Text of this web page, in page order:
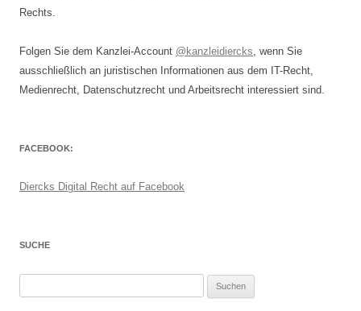
Rechts.
Folgen Sie dem Kanzlei-Account @kanzleidiercks, wenn Sie
ausschließlich an juristischen Informationen aus dem IT-Recht,
Medienrecht, Datenschutzrecht und Arbeitsrecht interessiert sind.
FACEBOOK:
Diercks Digital Recht auf Facebook
SUCHE